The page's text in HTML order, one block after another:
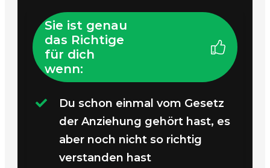
Sie ist genau
das Richtige
für dich
wenn:
Du schon einmal vom Gesetz
der Anziehung gehört hast, es
aber noch nicht so richtig
verstanden hast